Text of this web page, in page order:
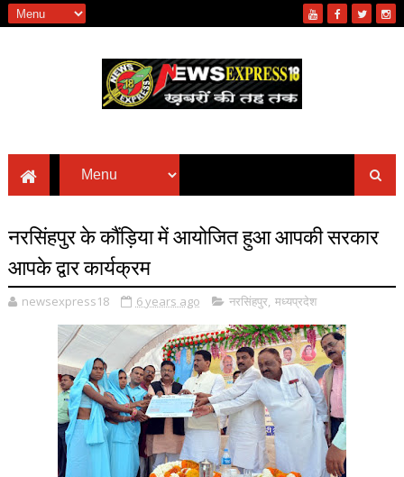
नरसिंहपुर के कौंड़िया में आयोजित हुआ आपकी सरकार
आपके द्वार कार्यक्रम
newsexpress18 6 years ago नरसिंहपुर, मध्यप्रदेश